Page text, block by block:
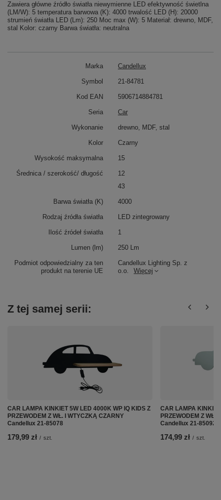
Zawiera główne źródło światła niewymienne LED efektywność świetlna
(LM/W): 5 temperatura barwowa (K): 4000 trwalość LED (H): 20000
strumień światła LED (Lm): 250 Moc max (W): 5 Materiał: drewno, MDF,
stal Kolor: czarny Barwa światła: neutralna
Marka Candellux
Podmiot odpowiedzialny za ten
produkt na terenie UE
Candellux Lighting Sp. z
o.o.
Więcej
Symbol 21-84781
Kod EAN 5906714884781
Seria Car
Wykonanie drewno, MDF, stal
Kolor Czarny
Wysokość maksymalna 15
Średnica / szerokość/ długość
12
43
Barwa światła (K) 4000
Rodzaj źródła światła LED zintegrowany
Ilość źródeł światła 1
Lumen (lm) 250 Lm
Z tej samej serii:
CAR LAMPA KINKIET 5W LED 4000K WP IQ KIDS Z
PRZEWODEM Z WŁ. I WTYCZKĄ CZARNY
Candellux 21-85078
179,99 zł / szt.
CAR LAMPA
PRZEWODEM Z WŁ.
Candellux 21-85092
174,99 zł / szt.